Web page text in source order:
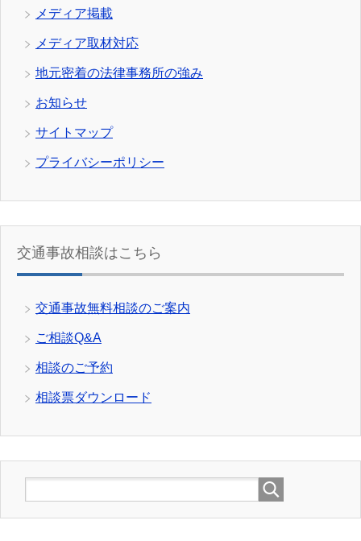
メディア掲載
メディア取材対応
地元密着の法律事務所の強み
お知らせ
サイトマップ
プライバシーポリシー
交通事故相談はこちら
交通事故無料相談のご案内
ご相談Q&A
相談のご予約
相談票ダウンロード